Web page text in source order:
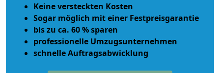
Keine versteckten Kosten
Sogar möglich mit einer Festpreisgarantie
bis zu ca. 60 % sparen
professionelle Umzugsunternehmen
schnelle Auftragsabwicklung